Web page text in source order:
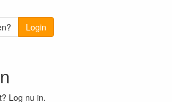
Login
Log nu in.